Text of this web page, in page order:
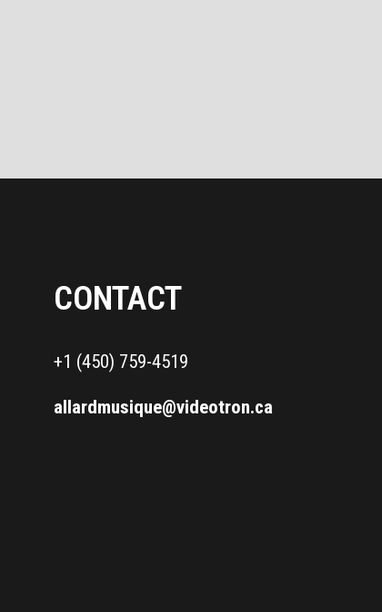
CONTACT
+1 (450) 759-4519
allardmusique@videotron.ca